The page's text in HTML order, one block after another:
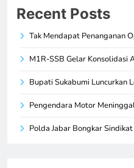
Recent Posts
Tak Mendapat Penanganan
M1R-SSB Gelar Konsolidasi
Bupati Sukabumi Luncurkan
Pengendara Motor
Polda Jabar Bongkar